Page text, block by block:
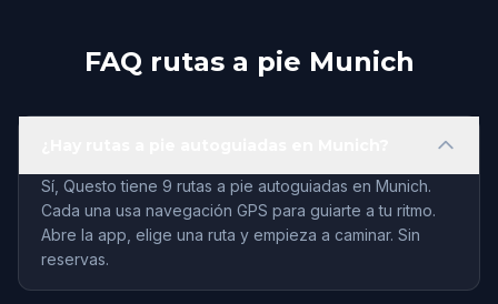
FAQ rutas a pie Munich
Sí, Questo tiene 9 rutas a pie autoguiadas en Munich.
Cada una usa navegación GPS para guiarte a tu ritmo.
Abre la app, elige una ruta y empieza a caminar. Sin
reservas.